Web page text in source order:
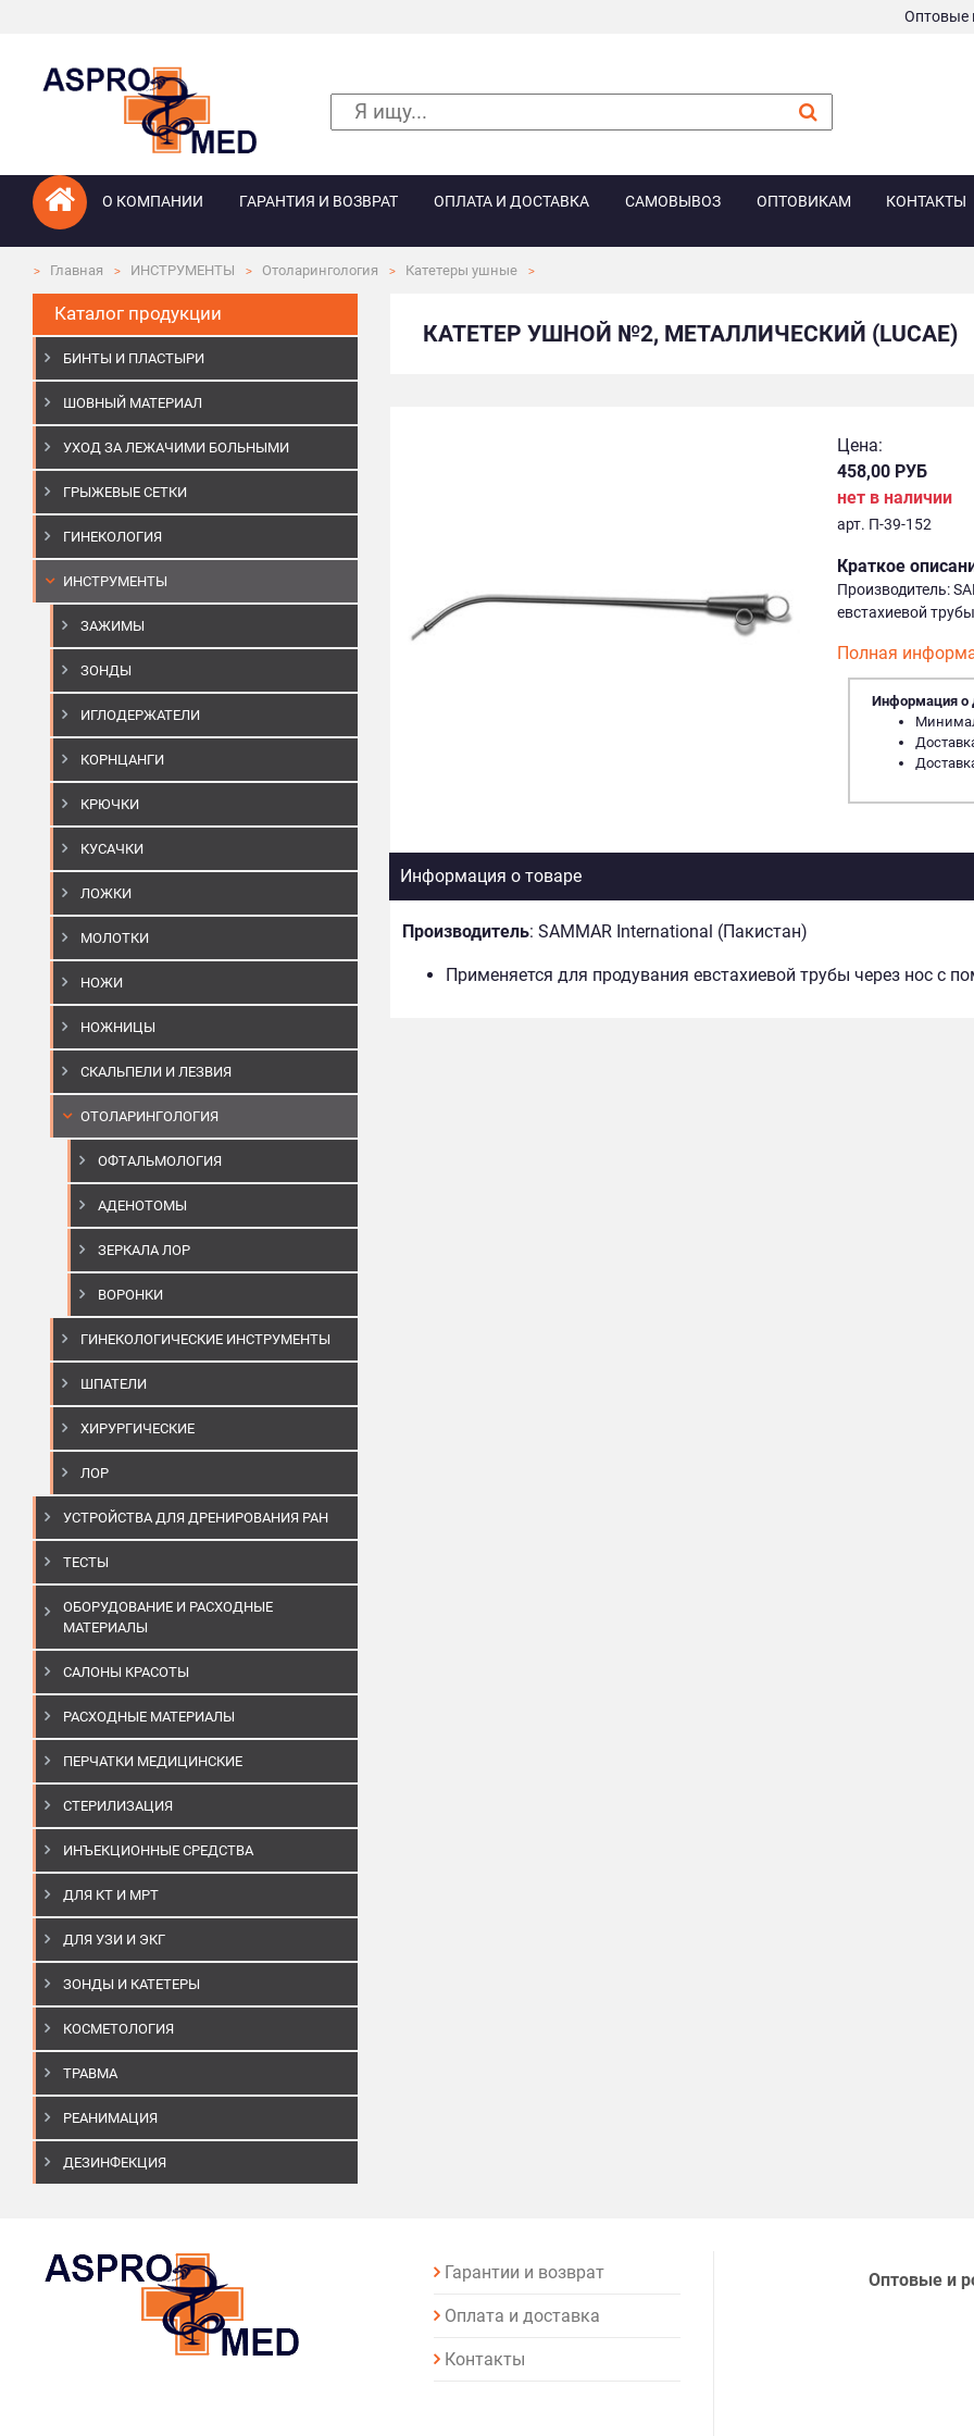
Оптовые
О КОМПАНИИ ГАРАНТИЯ И ВОЗВРАТ ОПЛАТА И ДОСТАВКА САМОВЫВОЗ ОПТОВИКАМ КОНТАКТЫ
Главная ИНСТРУМЕНТЫ Отоларингология Катетеры ушные
Каталог продукции
БИНТЫ И ПЛАСТЫРИ
ШОВНЫЙ МАТЕРИАЛ
УХОД ЗА ЛЕЖАЧИМИ БОЛЬНЫМИ
ГРЫЖЕВЫЕ СЕТКИ
ГИНЕКОЛОГИЯ
ИНСТРУМЕНТЫ
ЗАЖИМЫ
ЗОНДЫ
ИГЛОДЕРЖАТЕЛИ
КОРНЦАНГИ
КРЮЧКИ
КУСАЧКИ
ЛОЖКИ
МОЛОТКИ
НОЖИ
НОЖНИЦЫ
СКАЛЬПЕЛИ И ЛЕЗВИЯ
ОТОЛАРИНГОЛОГИЯ
ОФТАЛЬМОЛОГИЯ
АДЕНОТОМЫ
ЗЕРКАЛА ЛОР
ВОРОНКИ
ГИНЕКОЛОГИЧЕСКИЕ ИНСТРУМЕНТЫ
ШПАТЕЛИ
ХИРУРГИЧЕСКИЕ
ЛОР
УСТРОЙСТВА ДЛЯ ДРЕНИРОВАНИЯ РАН
ТЕСТЫ
ОБОРУДОВАНИЕ И РАСХОДНЫЕ
МАТЕРИАЛЫ
САЛОНЫ КРАСОТЫ
РАСХОДНЫЕ МАТЕРИАЛЫ
ПЕРЧАТКИ МЕДИЦИНСКИЕ
СТЕРИЛИЗАЦИЯ
ИНЪЕКЦИОННЫЕ СРЕДСТВА
ДЛЯ КТ И МРТ
ДЛЯ УЗИ И ЭКГ
ЗОНДЫ И КАТЕТЕРЫ
КОСМЕТОЛОГИЯ
ТРАВМА
РЕАНИМАЦИЯ
ДЕЗИНФЕКЦИЯ
КАТЕТЕР УШНОЙ №2, МЕТАЛЛИЧЕСКИЙ (LUCAE)
Цена:
458,00 РУБ
нет в наличии
арт. П-39-152
Краткое
Производитель:
евстахиевой
Полная
Информация о
Информация о товаре
Производитель: SAMMAR International (Пакистан)
Применяется для продувания евстахиевой трубы через нос с
Гарантии и возврат
Оплата и доставка
Контакты
Оптовые и